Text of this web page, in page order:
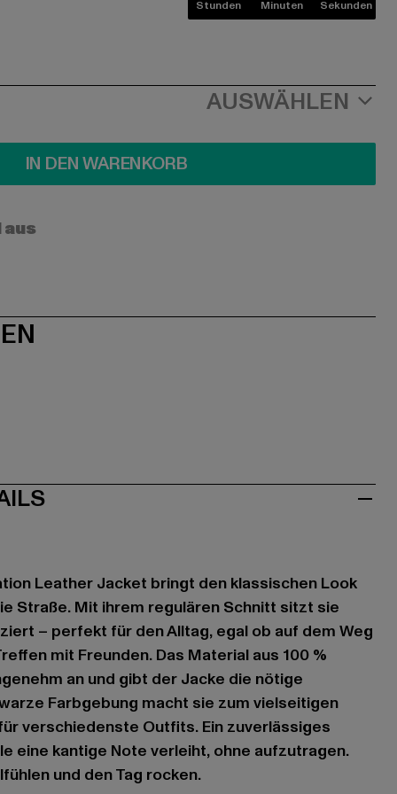
Stunden Minuten Sekunden
AUSWÄHLEN
IN DEN WARENKORB
Leather Jacket bringt den klassischen Look
Straße. Mit ihrem regulären Schnitt sitzt sie
– perfekt für den Alltag, egal ob auf dem Weg
mit Freunden. Das Material aus 100 %
an und gibt der Jacke die nötige
Farbgebung macht sie zum vielseitigen
verschiedenste Outfits. Ein zuverlässiges
eine kantige Note verleiht, ohne aufzutragen.
und den Tag rocken.